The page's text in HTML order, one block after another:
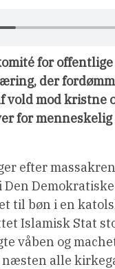
for
der
vold mod kristne
for
efter
til bøn i en
Islamisk Stat
våben og
alle